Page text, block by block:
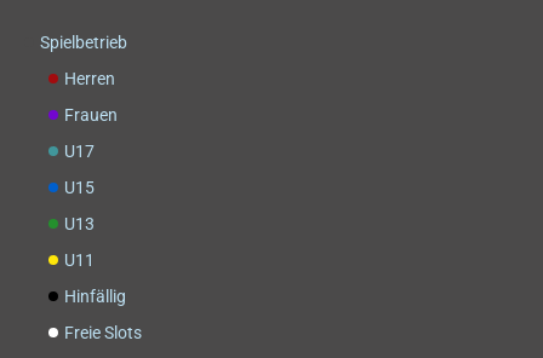
Spielbetrieb
Herren
Frauen
U17
U15
U13
U11
Hinfällig
Freie Slots